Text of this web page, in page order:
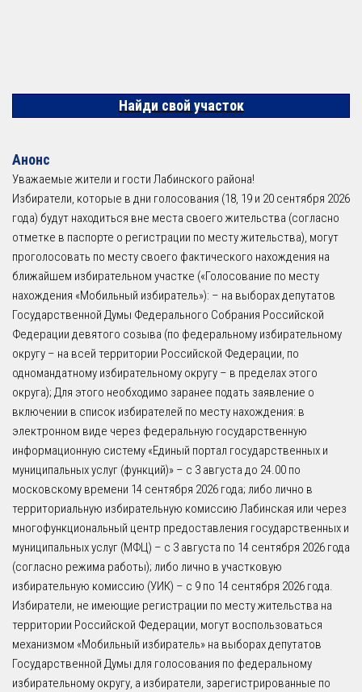
Найди свой участок
Анонс
Уважаемые жители и гости Лабинского района!
Избиратели, которые в дни голосования (18, 19 и 20 сентября 2026
года) будут находиться вне места своего жительства (согласно
отметке в паспорте о регистрации по месту жительства), могут
проголосовать по месту своего фактического нахождения на
ближайшем избирательном участке («Голосование по месту
нахождения «Мобильный избиратель»): – на выборах депутатов
Государственной Думы Федерального Собрания Российской
Федерации девятого созыва (по федеральному избирательному
округу – на всей территории Российской Федерации, по
одномандатному избирательному округу – в пределах этого
округа); Для этого необходимо заранее подать заявление о
включении в список избирателей по месту нахождения: в
электронном виде через федеральную государственную
информационную систему «Единый портал государственных и
муниципальных услуг (функций)» – с 3 августа до 24.00 по
московскому времени 14 сентября 2026 года; либо лично в
территориальную избирательную комиссию Лабинская или через
многофункциональный центр предоставления государственных и
муниципальных услуг (МФЦ) – с 3 августа по 14 сентября 2026 года
(согласно режима работы); либо лично в участковую
избирательную комиссию (УИК) – с 9 по 14 сентября 2026 года.
Избиратели, не имеющие регистрации по месту жительства на
территории Российской Федерации, могут воспользоваться
механизмом «Мобильный избиратель» на выборах депутатов
Государственной Думы для голосования по федеральному
избирательному округу, а избиратели, зарегистрированные по